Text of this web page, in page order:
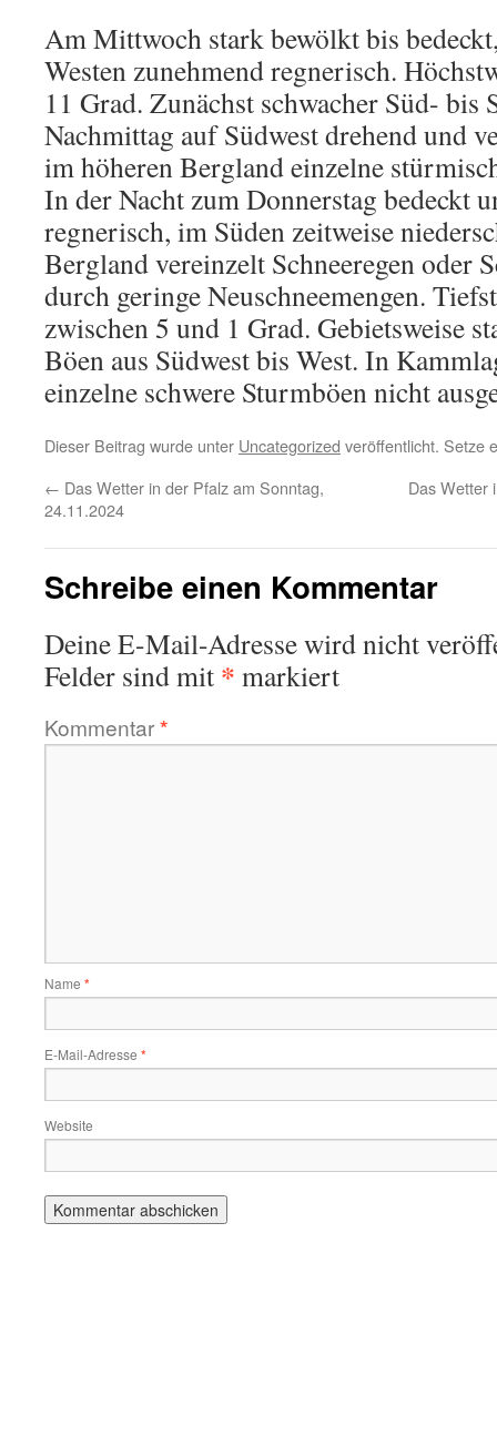
Am Mittwoch stark bewölkt bis
Westen zunehmend regnerisch.
11 Grad. Zunächst schwacher Süd- bis
Nachmittag auf Südwest drehend und
im höheren Bergland einzelne
In der Nacht zum Donnerstag bedeckt
regnerisch, im Süden zeitweise
Bergland vereinzelt Schneeregen oder
durch geringe Neuschneemengen.
zwischen 5 und 1 Grad. Gebietsweise
Böen aus Südwest bis West. In
einzelne schwere Sturmböen nicht
Dieser Beitrag wurde unter Uncategorized veröffentlicht. Setze
← Das Wetter in der Pfalz am Sonntag,
24.11.2024
Das Wetter
Schreibe einen Kommentar
Deine E-Mail-Adresse wird nicht
Felder sind mit * markiert
Kommentar*
Name *
E-Mail-Adresse *
Website